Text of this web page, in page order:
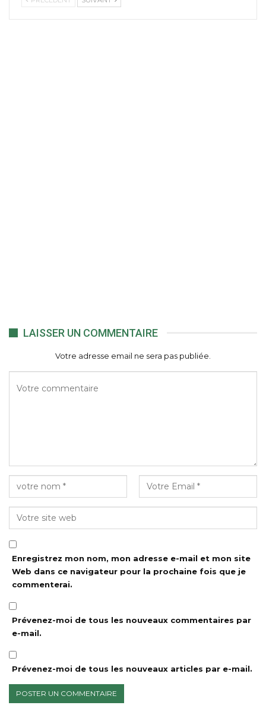
LAISSER UN COMMENTAIRE
Votre adresse email ne sera pas publiée.
Enregistrez mon nom, mon adresse e-mail et mon site
Web dans ce navigateur pour la prochaine fois que je
commenterai.
Prévenez-moi de tous les nouveaux commentaires par
e-mail.
Prévenez-moi de tous les nouveaux articles par e-mail.